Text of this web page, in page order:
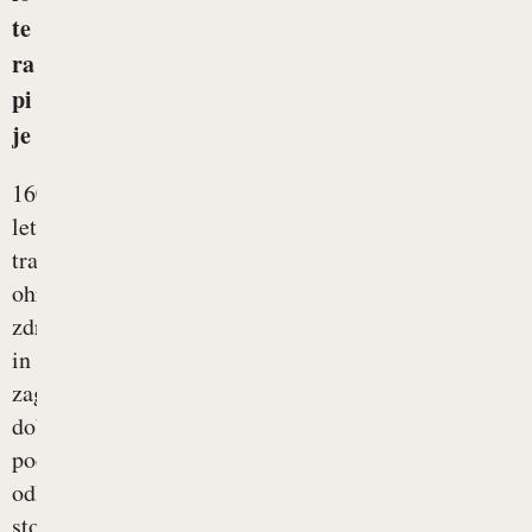
te
ra
pi
je
160-
letna
tradicija
ohranjanja
zdravja
in
zagotavljanja
dobrega
počutja
odlikuje
storitve